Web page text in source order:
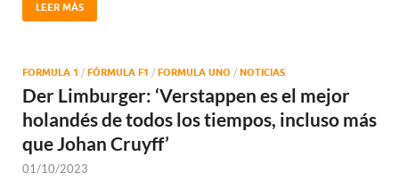
LEER MÁS
FORMULA 1 / FÓRMULA F1 / FORMULA UNO / NOTICIAS
Der Limburger: ‘Verstappen es el mejor
holandés de todos los tiempos, incluso más
que Johan Cruyff’
01/10/2023